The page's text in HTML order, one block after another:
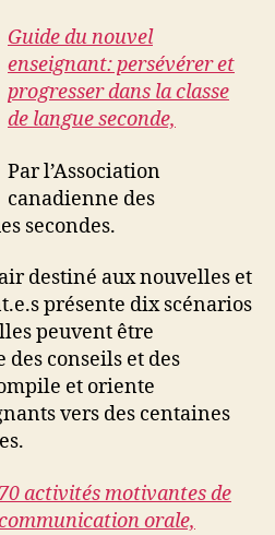
Guide du nouvel
enseignant: persévérer et
progresser dans la classe
de langue seconde,
Par l’Association
canadienne des
secondes.
destiné aux nouvelles et
présente dix scénarios
peuvent être
conseils et des
et oriente
vers des centaines
70 activités motivantes de
orale,